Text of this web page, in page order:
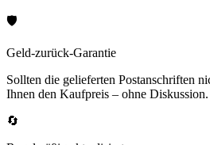
🛡️
Geld-zurück-Garantie
Sollten die gelieferten Postanschriften
Ihnen den Kaufpreis – ohne Diskussion.
🔄